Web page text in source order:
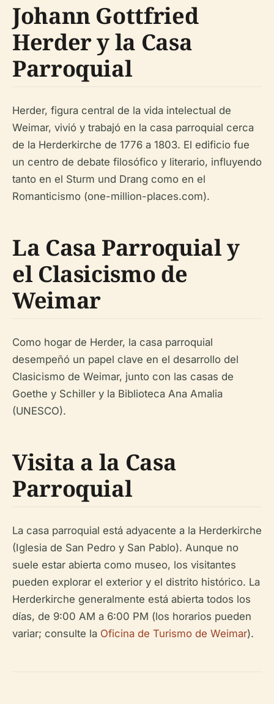
Johann Gottfried
Herder y la Casa
Parroquial
Herder, figura central de la vida intelectual de
Weimar, vivió y trabajó en la casa parroquial cerca
de la Herderkirche de 1776 a 1803. El edificio fue
un centro de debate filosófico y literario, influyendo
tanto en el Sturm und Drang como en el
Romanticismo (one-million-places.com).
La Casa Parroquial y
el Clasicismo de
Weimar
Como hogar de Herder, la casa parroquial
desempeñó un papel clave en el desarrollo del
Clasicismo de Weimar, junto con las casas de
Goethe y Schiller y la Biblioteca Ana Amalia
(UNESCO).
Visita a la Casa
Parroquial
La casa parroquial está adyacente a la Herderkirche
(Iglesia de San Pedro y San Pablo). Aunque no
suele estar abierta como museo, los visitantes
pueden explorar el exterior y el distrito histórico. La
Herderkirche generalmente está abierta todos los
días, de 9:00 AM a 6:00 PM (los horarios pueden
variar; consulte la Oficina de Turismo de Weimar).